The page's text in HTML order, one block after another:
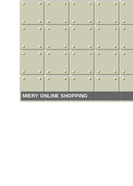
MIERY ONLINE SHOPPING